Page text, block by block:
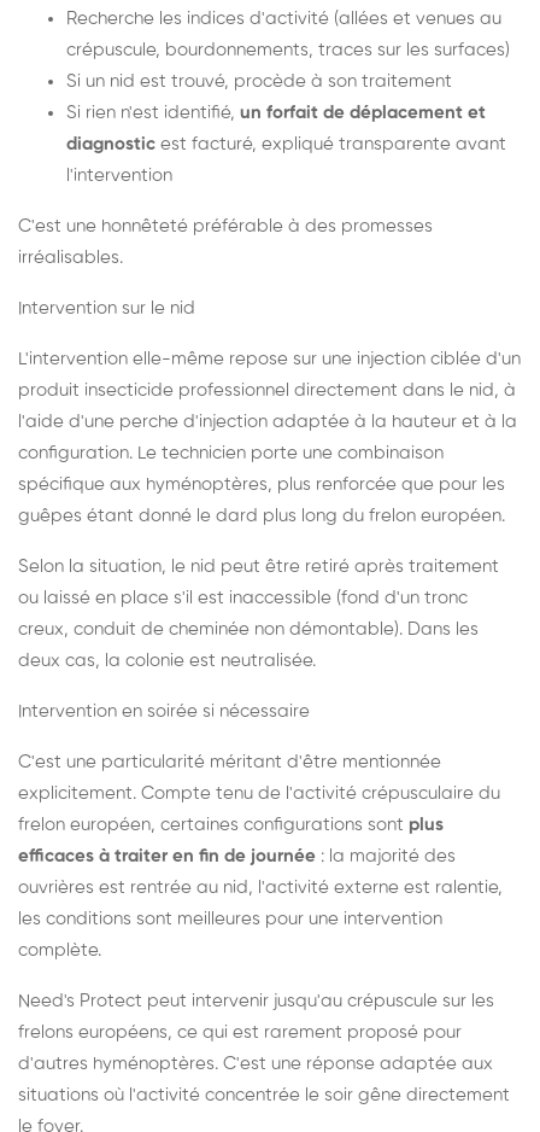
Recherche les indices d'activité (allées et venues au
crépuscule, bourdonnements, traces sur les surfaces)
Si un nid est trouvé, procède à son traitement
Si rien n'est identifié, un forfait de déplacement et
diagnostic est facturé, expliqué transparente avant
l'intervention
C'est une honnêteté préférable à des promesses
irréalisables.
Intervention sur le nid
L'intervention elle-même repose sur une injection ciblée d'un
produit insecticide professionnel directement dans le nid, à
l'aide d'une perche d'injection adaptée à la hauteur et à la
configuration. Le technicien porte une combinaison
spécifique aux hyménoptères, plus renforcée que pour les
guêpes étant donné le dard plus long du frelon européen.
Selon la situation, le nid peut être retiré après traitement
ou laissé en place s'il est inaccessible (fond d'un tronc
creux, conduit de cheminée non démontable). Dans les
deux cas, la colonie est neutralisée.
Intervention en soirée si nécessaire
C'est une particularité méritant d'être mentionnée
explicitement. Compte tenu de l'activité crépusculaire du
frelon européen, certaines configurations sont plus
efficaces à traiter en fin de journée : la majorité des
ouvrières est rentrée au nid, l'activité externe est ralentie,
les conditions sont meilleures pour une intervention
complète.
Need's Protect peut intervenir jusqu'au crépuscule sur les
frelons européens, ce qui est rarement proposé pour
d'autres hyménoptères. C'est une réponse adaptée aux
situations où l'activité concentrée le soir gêne directement
le foyer.